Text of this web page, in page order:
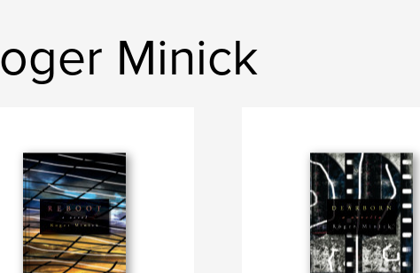
Minick